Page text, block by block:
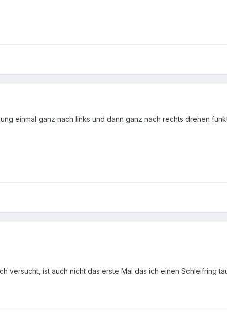
einmal ganz nach links und dann ganz nach rechts drehen
versucht, ist auch nicht das erste Mal das ich einen Schleifring